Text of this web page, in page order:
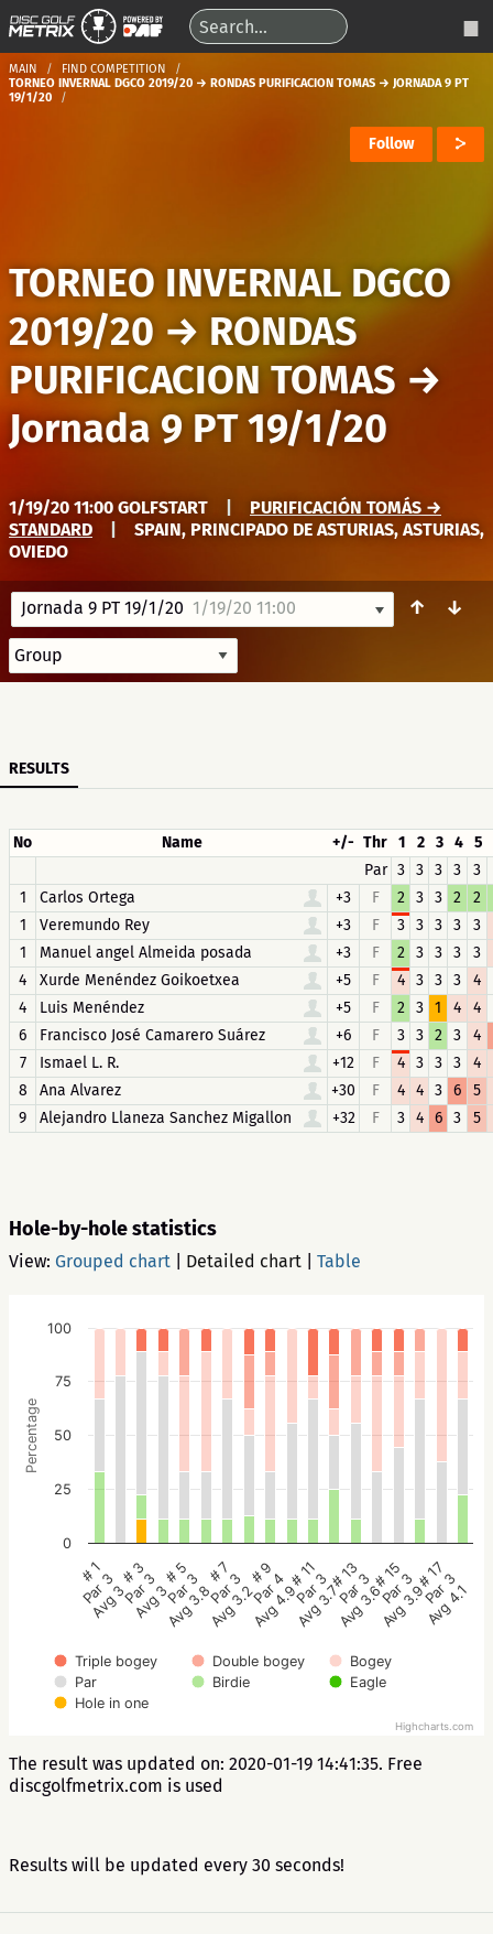
MAIN
FIND COMPETITION
TORNEO INVERNAL DGCO 2019/20 → RONDAS PURIFICACION TOMAS → JORNADA 9 PT
19/1/20
Follow
TORNEO INVERNAL DGCO
2019/20 → RONDAS
PURIFICACION TOMAS →
Jornada 9 PT 19/1/20
1/19/20 11:00 GOLFSTART
PURIFICACIÓN TOMÁS →
STANDARD
SPAIN, PRINCIPADO DE ASTURIAS, ASTURIAS,
OVIEDO
Jornada 9 PT 19/1/20 1/19/20 11:00 ↑ ↓
RESULTS
No Name +/- Thr 1 2 3 4 5
Par 3 3 3 3
3
1
Carlos Ortega +3 F 2 3 3 2
2
1
Veremundo Rey +3 F 3 3 3 3
3
1
Manuel angel Almeida posada +3 F 2 3 3 3
3
4
Xurde Menéndez Goikoetxea +5 F 4 3 3 3
4
4
Luis Menéndez +5 F 2 3 1 4
4
6
Francisco José Camarero Suárez +6 F 3 3 2 3
4
7
Ismael L. R. +12 F 4 3 3 3
4
8
Ana Alvarez +30 F 4 4 3 6
5
9
Alejandro Llaneza Sanchez Migallon +32 F 3 4 6 3 5
Hole-by-hole statistics
View: Grouped chart Detailed chart Table
Percentage
Triple bogey Double bogey
Bogey
Par
Birdie
Eagle
Hole in one
# 1
Par 3
Avg 3
# 3
Par 3
Avg 3
# 5
Par 3
Avg 3.8
# 7
Par 3
Avg 3.2
# 9
Par 4
Avg 4.9
# 11
Par 3
Avg 3.7
# 13
Par 3
Avg 3.6
# 15
Par 3
Avg 3.9
# 17
Par 3
Avg 4.1
0
25
50
75
100
Highcharts.com
The result was updated on: 2020-01-19 14:41:35. Free
discgolfmetrix.com is used
Results will be updated every 30 seconds!